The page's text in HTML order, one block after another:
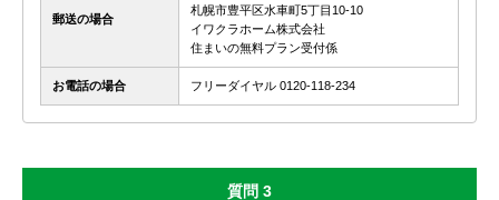
郵送の場合
札幌市豊平区水車町5丁目10-10
イワクラホーム株式会社
住まいの無料プラン受付係
お電話の場合 フリーダイヤル 0120-118-234
質問 3